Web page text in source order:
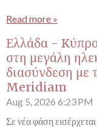
Read more »
Ελλάδα -
στη μεγάλη
διασύνδεση με
Meridiam
Aug 5, 2026 6:23 PM
Σε νέα φάση